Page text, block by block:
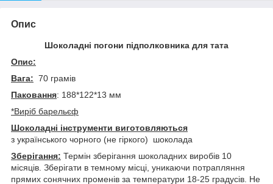
Опис
Шоколадні погони підполковника для тата
Опис:
Вага: 70 грамів
Паковання: 188*122*13 мм
*Виріб барельєф
Шоколадні інструменти виготовляються
з українського чорного (не гіркого) шоколада
Зберігання: Термін зберігання шоколадних виробів 10
місяців. Зберігати в темному місці, уникаючи потрапляння
прямих сонячних променів за температури 18-25 градусів. Не